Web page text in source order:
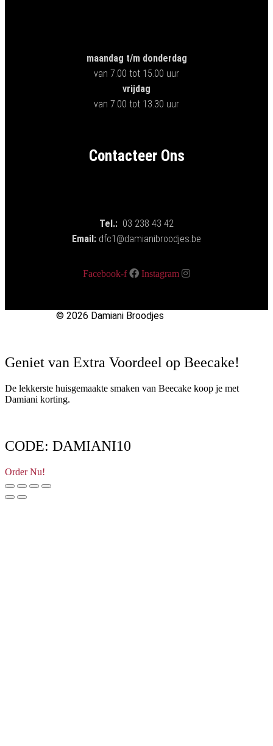
maandag t/m donderdag
van 7.00 tot 15.00 uur
vrijdag
van 7.00 tot 13.30 uur
Contacteer Ons
Tel.: 03 238 43 42
Email: dfc1@damianibroodjes.be
Facebook-f Instagram
© 2026 Damiani Broodjes
Geniet van Extra Voordeel op Beecake!
De lekkerste huisgemaakte smaken van Beecake koop je met
Damiani korting.
CODE: DAMIANI10
Order Nu!